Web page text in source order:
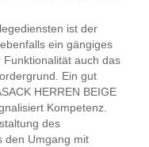
ist der
ein gängiges
auch das
Ein gut
HERREN BEIGE
Kompetenz.
des
den Umgang mit